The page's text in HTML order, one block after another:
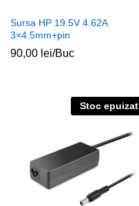
Sursa HP 19.5V 4.62A
3×4.5mm+pin
90,00 lei/Buc
Stoc epuizat